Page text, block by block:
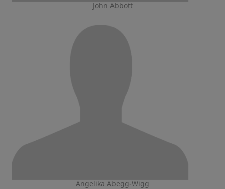
John Abbott
Angelika Abegg-Wigg